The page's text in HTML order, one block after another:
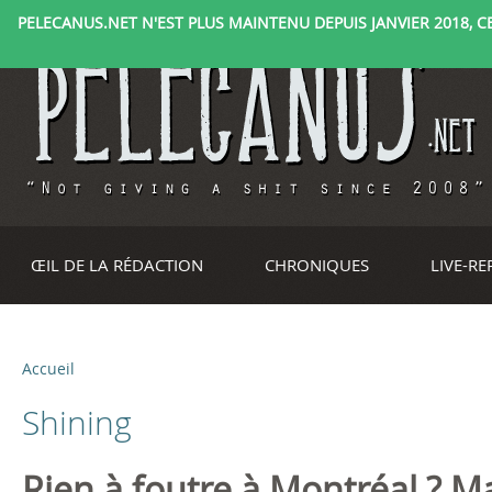
PELECANUS.NET N'EST PLUS MAINTENU DEPUIS JANVIER 2018,
ŒIL DE LA RÉDACTION CHRONIQUES LIVE-
V
o
u
Accueil
Shining